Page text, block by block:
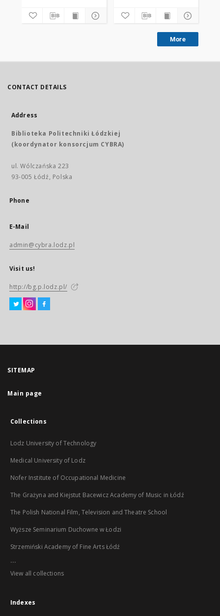
More
CONTACT DETAILS
Address
Biblioteka Politechniki Łódzkiej
(koordynator konsorcjum CYBRA)
ul. Wólczańska 223
93-005 Łódź, Polska
Phone
E-Mail
admin@cybra.lodz.pl
Visit us!
http://bg.p.lodz.pl/
SITEMAP
Main page
Collections
Lodz University of Technology
Medical University of Lodz
Nofer Institute of Occupational Medicine
The Grażyna and Kiejstut Bacewicz Academy of Music in Łódź
The Polish National Film, Television and Theatre School
Wyższe Seminarium Duchowne w Łodzi
Strzemiński Academy of Fine Arts Łódź
...
View all collections
Indexes